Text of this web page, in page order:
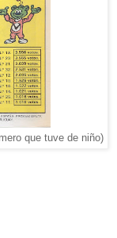
que tuve de niño)